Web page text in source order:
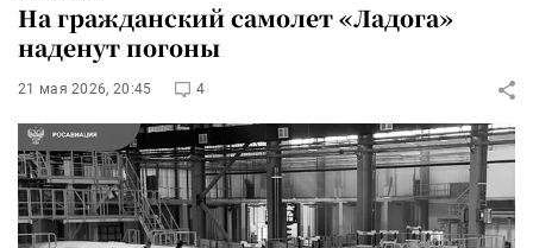
На гражданский самолет «Ладога»
наденут погоны
21 мая 2026, 20:45 4